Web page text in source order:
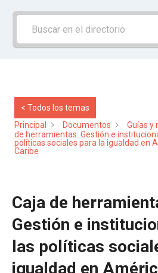
< Todos los temas
Principal
Documentos Guías y
de herramientas: Gestión e
políticas sociales para la igualdad en
Caribe
Caja de
Gestión e
las políticas
igualdad en